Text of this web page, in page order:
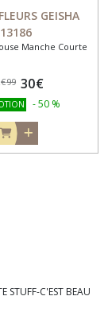
GEISHA
13186
Manche Courte
€99 30€
-50 %
STUFF-C'EST BEAU